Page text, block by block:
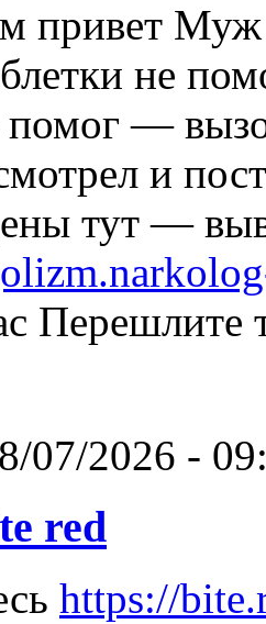
привет Муж
не
помог —
и
тут —
Перешлите
07/2026 -
red
https://